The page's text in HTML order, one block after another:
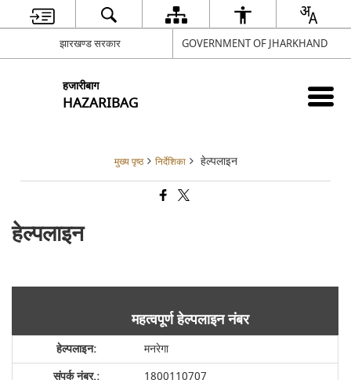
झारखण्ड सरकार GOVERNMENT OF JHARKHAND
हजारीबाग
HAZARIBAG
मुख्य पृष्ठ निर्देशिका हेल्पलाइन
हेल्पलाइन
महत्वपूर्ण हेल्पलाइन नंबर
मनरेगा
1800110707